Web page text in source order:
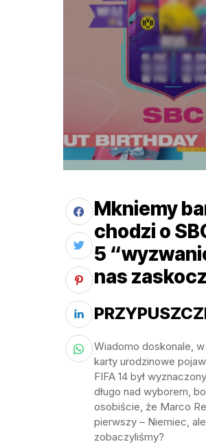
Mkniemy
chodzi o
5
nas
Wiadomo doskonale,
karty urodzinowe
FIFA 14 był
długo nad wyborem,
osobiście, że Marco
pierwszy – Niemiec,
zobaczyliśmy?